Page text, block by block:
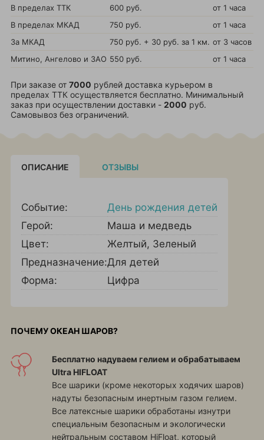
В пределах ТТК 600 руб.
от 1 часа
В пределах МКАД
750 руб.
от 1 часа
За МКАД
750 руб. + 30 руб. за 1 км. от 3 часов
Митино, Ангелово и ЗАО 550 руб. от 1 часа
При заказе от 7000 рублей доставка курьером в
пределах ТТК осуществляется бесплатно. Минимальный
заказ при осуществлении доставки - 2000 руб.
Самовывоз без ограничений.
ОПИСАНИЕ ОТЗЫВЫ
Событие:
День рождения детей
Герой:
Маша и медведь
Цвет:
Желтый, Зеленый
Предназначение:Для детей
Форма:
Цифра
ПОЧЕМУ ОКЕАН ШАРОВ?
Бесплатно надуваем гелием и обрабатываем
Ultra HIFLOAT
Все шарики (кроме некоторых ходячих шаров)
надуты безопасным инертным газом гелием.
Все латексные шарики обработаны изнутри
специальным безопасным и экологически
нейтральным составом HiFloat, который